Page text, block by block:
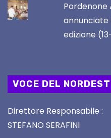
Pordenone
annunciate
edizione
VOCE DEL NORDEST
Direttore Responsabile :
STEFANO SERAFINI